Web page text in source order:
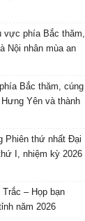
vực phía Bắc thăm,
Nội nhân mùa an
Bắc thăm, cúng
Yên và thành
Phiên thứ nhất Đại
I, nhiệm kỳ 2026
– Họp bạn
năm 2026